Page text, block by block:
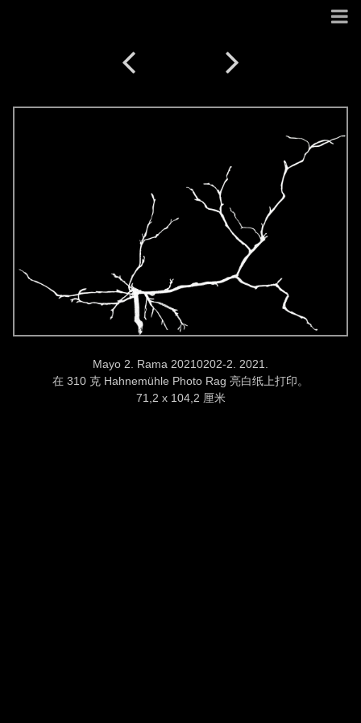
Mayo 2. Rama 20210202-2. 2021.
在 310 克 Hahnemühle Photo Rag 亮白纸上打印。
71,2 x 104,2 厘米